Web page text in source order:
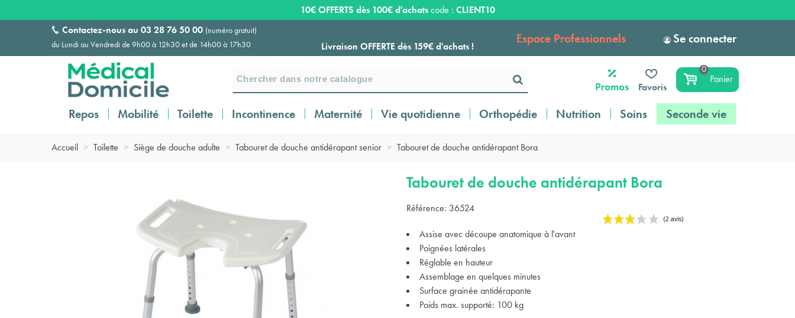
Payez en 3 ou 4 fois SANS FRAIS à partir de
100€
Livraison OFFERTE dès 159€ d'achats !
Payez en 3 ou 4 fois SANS FRAIS à partir de
Expédition sous 24 à 48 heures ouvrées*
10€ OFFERTS dès 100€ d'achatscode : CLIENT10
Contactez-nous au 03 28 76 50 00 (numéro gratuit)
du Lundi au Vendredi de 9h00 à 12h30 et de 14h00 à 17h30
Espace Professionnels Se connecter
Promos Favoris
0
Panier
Repos Mobilité Toilette Incontinence Maternité Vie quotidienne Orthopédie Nutrition Soins Seconde vie
Accueil > Toilette > Siège de douche adulte > Tabouret de douche antidérapant senior > Tabouret de douche antidérapant Bora
Tabouret de douche antidérapant Bora
Référence: 36524
Assise avec découpe anatomique à l'avant
Poignées latérales
Réglable en hauteur
Assemblage en quelques minutes
Surface grainée antidérapante
Poids max. supporté: 100 kg